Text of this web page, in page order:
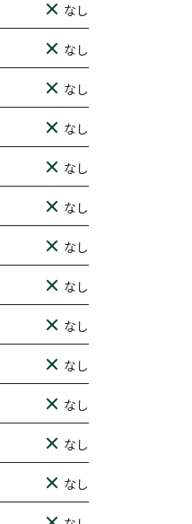
なし
なし
なし
なし
なし
なし
なし
なし
なし
なし
なし
なし
なし